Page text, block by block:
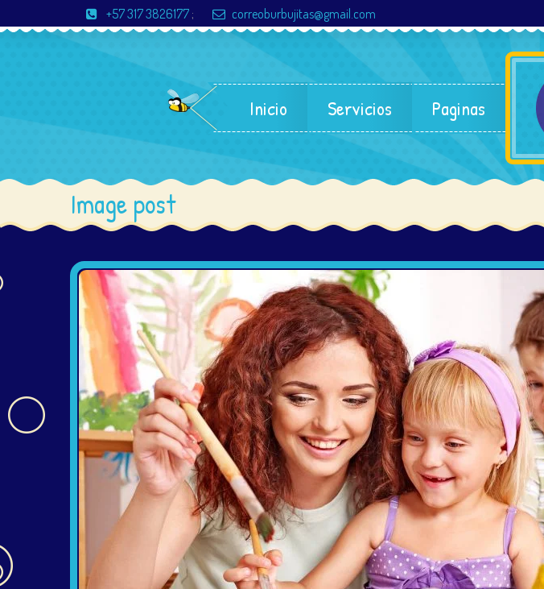
+57 317 3826177 ; correoburbujitas@gmail.com
Inicio Servicios Paginas
Image post